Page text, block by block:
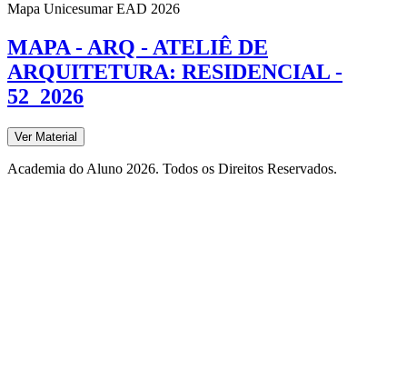
Mapa Unicesumar EAD 2026
MAPA - ARQ - ATELIÊ DE
ARQUITETURA: RESIDENCIAL -
52_2026
Ver Material
Academia do Aluno 2026. Todos os Direitos Reservados.